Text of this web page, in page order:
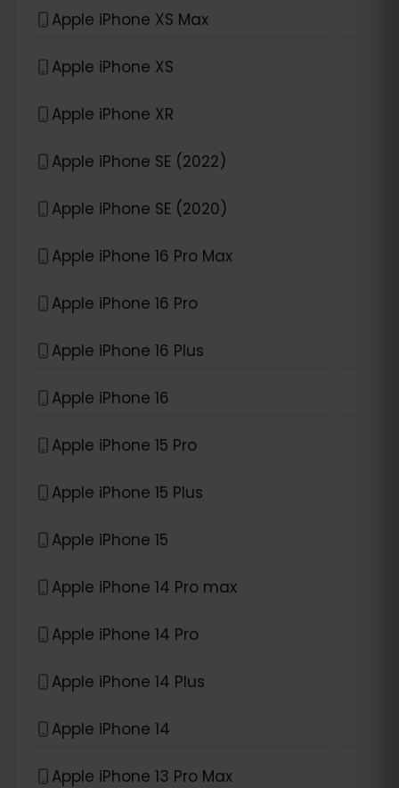
Apple iPhone XS Max
Apple iPhone XS
Apple iPhone XR
Apple iPhone SE (2022)
Apple iPhone SE (2020)
Apple iPhone 16 Pro Max
Apple iPhone 16 Pro
Apple iPhone 16 Plus
Apple iPhone 16
Apple iPhone 15 Pro
Apple iPhone 15 Plus
Apple iPhone 15
Apple iPhone 14 Pro max
Apple iPhone 14 Pro
Apple iPhone 14 Plus
Apple iPhone 14
Apple iPhone 13 Pro Max